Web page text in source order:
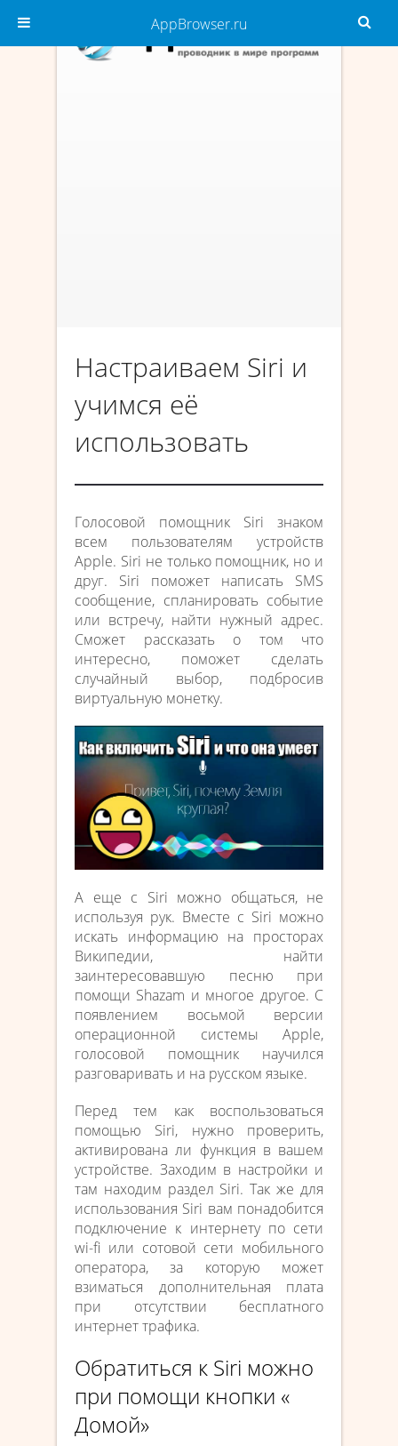
Настраиваем Siri и
учимся её
использовать
Голосовой помощник Siri знаком
всем пользователям устройств
Apple. Siri не только помощник, но и
друг. Siri поможет написать SMS
сообщение, спланировать событие
или встречу, найти нужный адрес.
Сможет рассказать о том что
интересно, поможет сделать
случайный выбор, подбросив
виртуальную монетку.
А еще с Siri можно общаться, не
используя рук. Вместе с Siri можно
искать информацию на просторах
Википедии, найти
заинтересовавшую песню при
помощи Shazam и многое другое. С
появлением восьмой версии
операционной системы Apple,
голосовой помощник научился
разговаривать и на русском языке.
Перед тем как воспользоваться
помощью Siri, нужно проверить,
активирована ли функция в вашем
устройстве. Заходим в настройки и
там находим раздел Siri. Так же для
использования Siri вам понадобится
подключение к интернету по сети
wi-fi или сотовой сети мобильного
оператора, за которую может
взиматься дополнительная плата
при отсутствии бесплатного
интернет трафика.
Обратиться к Siri можно
при помощи кнопки «
Домой»
AppBrowser.ru